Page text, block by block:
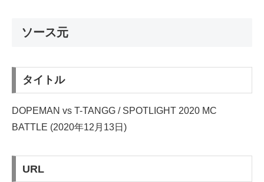
ソース元
タイトル
DOPEMAN vs T-TANGG / SPOTLIGHT 2020 MC
BATTLE (2020年12月13日)
URL